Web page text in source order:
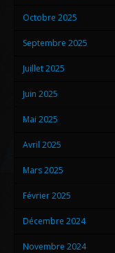
CONTACT
Octobre 2025
Septembre 2025
Juillet 2025
Juin 2025
Mai 2025
Avril 2025
Mars 2025
Février 2025
Décembre 2024
Novembre 2024